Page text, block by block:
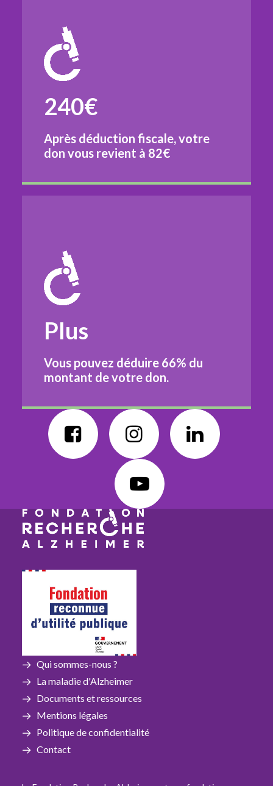
240€
Après déduction fiscale, votre
don vous revient à 82€
Plus
Vous pouvez déduire 66% du
montant de votre don.
Qui sommes-nous ?
La maladie d'Alzheimer
Documents et ressources
Mentions légales
Politique de confidentialité
Contact